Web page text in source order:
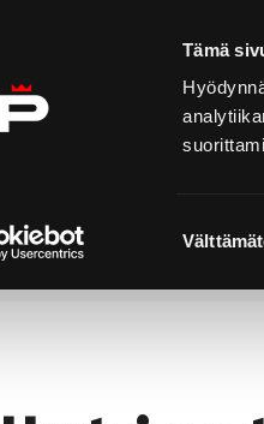
Tämä
valinta
Etusivu